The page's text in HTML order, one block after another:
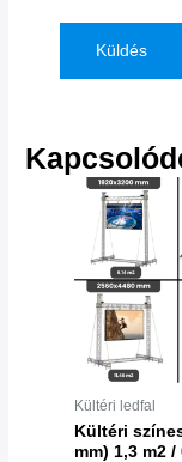
Kültéri ledfal
Kültéri
mm) 1,3 m2 /